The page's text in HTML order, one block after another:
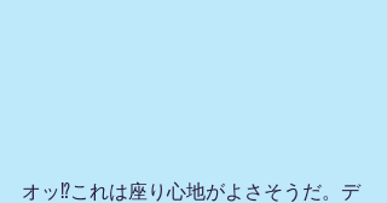
オッ⁉これは座り心地がよさそうだ。デ